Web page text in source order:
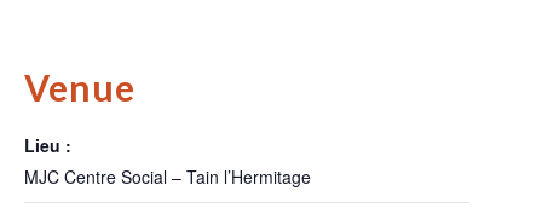
Venue
Lieu :
MJC Centre Social – Tain l’Hermitage